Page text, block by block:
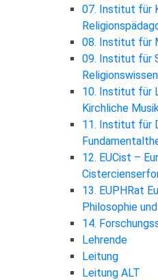
07. Institut für
08. Institut für
09. Institut für
10. Institut für
Kirchliche Musik
11. Institut für
12. EUCist –
13. EUPHRat
Philosophie
14.
Lehrende
Leitung
Leitung ALT